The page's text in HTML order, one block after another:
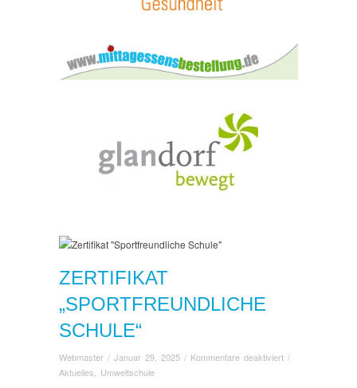
ZERTIFIKAT
„SPORTFREUNDLICHE
SCHULE“
Webmaster / Januar 29, 2025 / Kommentare deaktiviertfür/
Aktuelles
Umweltschule